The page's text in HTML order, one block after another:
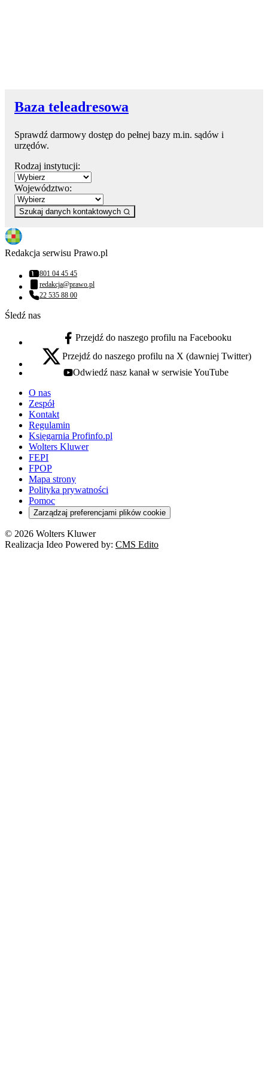
Baza teleadresowa
Sprawdź darmowy dostęp do pełnej bazy m.in. sądów i
urzędów.
Rodzaj instytucji:
Województwo:
Szukaj danych kontaktowych
Redakcja serwisu Prawo.pl
Numer telefonu:
801 04 45 45
Adres email:
redakcja@prawo.pl
Numer telefonu:
22 535 88 00
Śledź nas
facebook - otwiera się w nowej karcie
Przejdź do naszego profilu na Facebooku
x - otwiera się w nowej karcie
Przejdź do naszego profilu na X (dawniej Twitter)
youtube - otwiera się w nowej karcie
Odwiedź nasz kanał w serwisie YouTube
O nas
Zespół
Kontakt
Regulamin
Księgarnia Profinfo.pl
Wolters Kluwer
FEPI
FPOP
Mapa strony
Polityka prywatności
Pomoc
Zarządzaj preferencjami plików cookie
© 2026 Wolters Kluwer
Realizacja Ideo Powered by: CMS Edito